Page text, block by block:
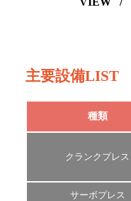
主要設備LIST
種類
クランクプレス
サーボプレス